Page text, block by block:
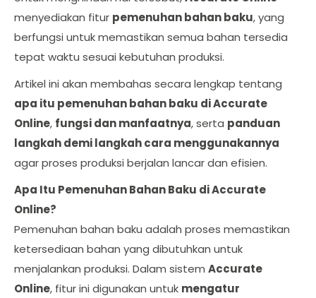
menyediakan fitur pemenuhan bahan baku, yang
berfungsi untuk memastikan semua bahan tersedia
tepat waktu sesuai kebutuhan produksi.
Artikel ini akan membahas secara lengkap tentang
apa itu pemenuhan bahan baku di Accurate
Online, fungsi dan manfaatnya, serta panduan
langkah demi langkah cara menggunakannya
agar proses produksi berjalan lancar dan efisien.
Apa Itu Pemenuhan Bahan Baku di Accurate
Online?
Pemenuhan bahan baku adalah proses memastikan
ketersediaan bahan yang dibutuhkan untuk
menjalankan produksi. Dalam sistem Accurate
Online, fitur ini digunakan untuk mengatur